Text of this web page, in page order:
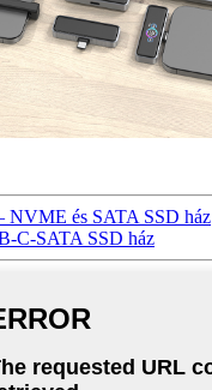
NVME és SATA SSD ház
C-SATA SSD ház